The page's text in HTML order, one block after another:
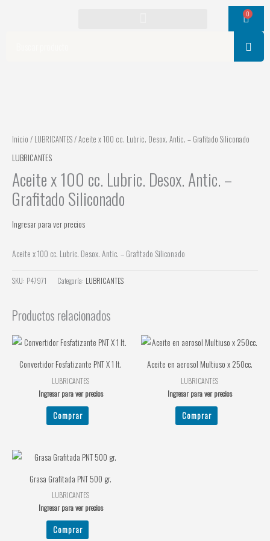
0
Cart
Inicio / LUBRICANTES/ Aceite x 100 cc. Lubric. Desox. Antic. – Grafitado Siliconado
LUBRICANTES
Aceite x 100 cc. Lubric. Desox. Antic. –
Grafitado Siliconado
Ingresar para ver precios
Aceite x 100 cc. Lubric. Desox. Antic. – Grafitado Siliconado
SKU: P47971 Categoría: LUBRICANTES
Productos relacionados
Convertidor Fosfatizante PNT X 1 lt.
LUBRICANTES
Ingresar para ver precios
Comprar
Aceite en aerosol Multiuso x 250cc.
LUBRICANTES
Ingresar para ver precios
Comprar
Grasa Grafitada PNT 500 gr.
LUBRICANTES
Ingresar para ver precios
Comprar